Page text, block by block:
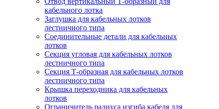
кабельного лотка
Заглушка для кабельных лотков
лестничного типа
Соединительные детали для кабельных
лотков
Секция угловая для кабельных лотков
лестничного типа
Секция Т-образная для кабельных лотков
лестничного типа
Крышка переходника для кабельных
лотков
Ограничитель радиуса изгиба кабеля для